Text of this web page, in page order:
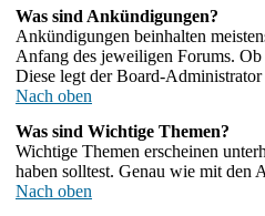
Was sind Ankündigungen?
Ankündigungen beinhalten
Anfang des jeweiligen Forums.
Diese legt der Board-Administrator
Nach oben
Was sind Wichtige Themen?
Wichtige Themen erscheinen
haben solltest. Genau wie mit den
Nach oben